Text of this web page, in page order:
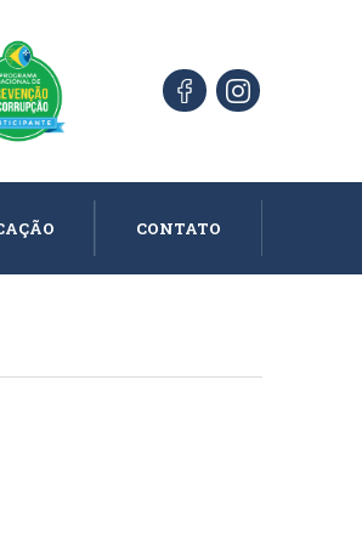
CONTATO